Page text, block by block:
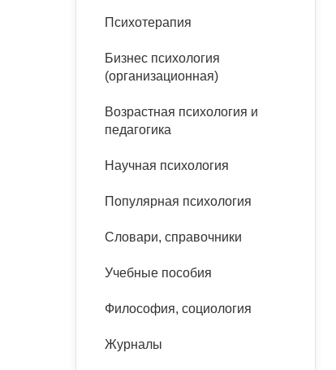
Расстройства пищевого
Тревожные расстройства,
Песочная терапия
Психодрама
Сказкотерапия
Другие направления
психотерапии
Классический, эриксоновский
Психология труда и
Психофизиология
Социальная психология
Социальная и
Учебная литература
Классический и юнгианский
Психотерапия
Бизнес психология
(организационная)
Возрастная психология и
педагогика
Научная психология
Популярная психология
Словари, справочники
Учебные пособия
Философия, социология
Журналы